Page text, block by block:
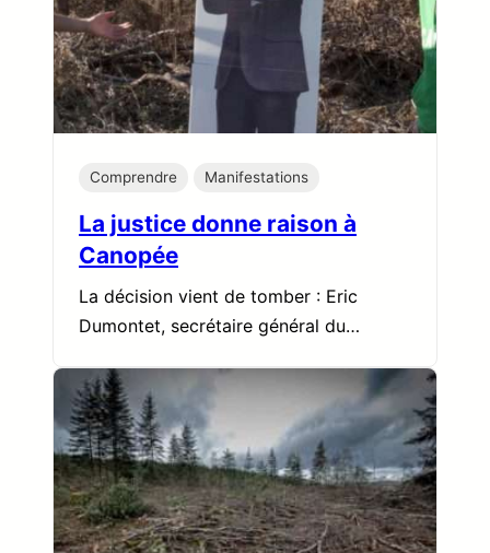
Comprendre Manifestations
La justice donne raison à
Canopée
La décision vient de tomber : Eric
Dumontet, secrétaire général du…